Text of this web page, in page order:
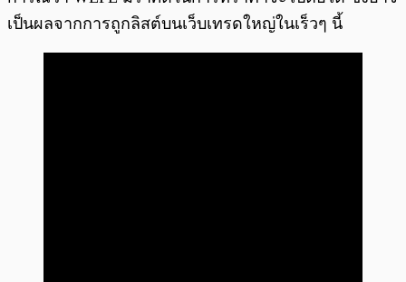
เป็นผลจากการถูกลิสต์บนเว็บเทรดใหญ่ในเร็วๆ นี้